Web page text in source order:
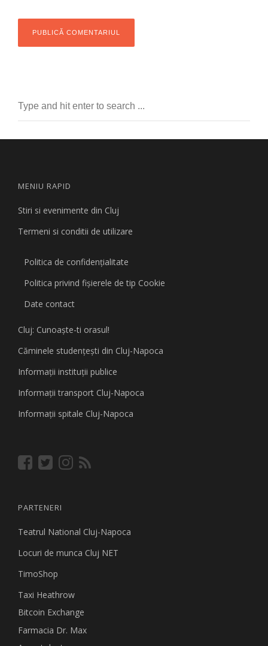
MENIU RAPID
Stiri si evenimente din Cluj
Termeni si conditii de utilizare
Politica de confidențialitate
Politica privind fişierele de tip Cookie
Date contact
Cluj: Cunoaşte-ti orasul!
Căminele studenţeşti din Cluj-Napoca
Informaţii instituţii publice
Informaţii transport Cluj-Napoca
Informaţii spitale Cluj-Napoca
PARTENERI
Teatrul National Cluj-Napoca
Locuri de munca Cluj NET
TimoShop
Taxi Heathrow
Bitcoin Exchange
Farmacia Dr. Max